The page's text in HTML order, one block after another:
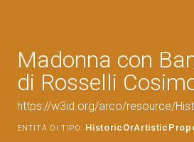
Madonna con
di Rosselli
https://w3id.org/arco/resource/
ENTITÀ DI TIPO: